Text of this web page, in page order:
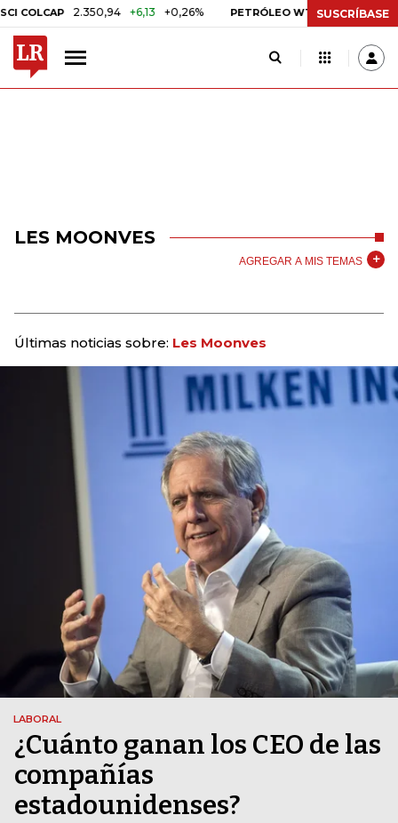
2.350,94 +6,13 +0,26% PETRÓLEO WTI US$ 78,01 US$
SUSCRÍBASE
LES MOONVES
AGREGAR A MIS TEMAS
Últimas noticias sobre: Les Moonves
LABORAL
¿Cuánto ganan los CEO de las
compañías
estadounidenses?